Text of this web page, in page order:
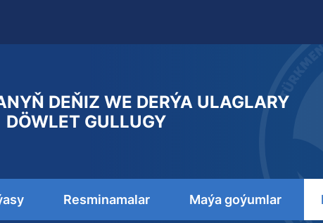
DEŇIZ WE DERÝA ULAGLARY
DÖWLET GULLUGY
Resminamalar Maýa goýumlar